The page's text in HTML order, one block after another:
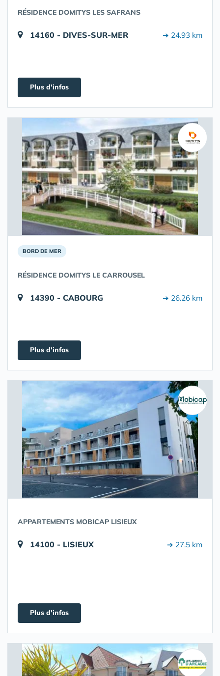
RÉSIDENCE DOMITYS LES SAFRANS
14160 - DIVES-SUR-MER ➔ 24.93 km
Plus d'infos
BORD DE MER
RÉSIDENCE DOMITYS LE CARROUSEL
14390 - CABOURG ➔ 26.26 km
Plus d'infos
APPARTEMENTS MOBICAP LISIEUX
14100 - LISIEUX ➔ 27.5 km
Plus d'infos